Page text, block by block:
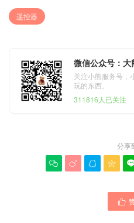
遥控器
微信公众号：大
关注小熊服务号，
玩的东西。
311816人已关注
分享
   
